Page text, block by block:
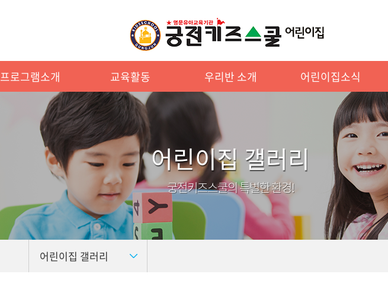
프로그램소개 교육활동 우리반 소개 어린이집소식
어린이집 갤러리
궁전키즈스쿨의 특별한 환경!
어린이집 갤러리